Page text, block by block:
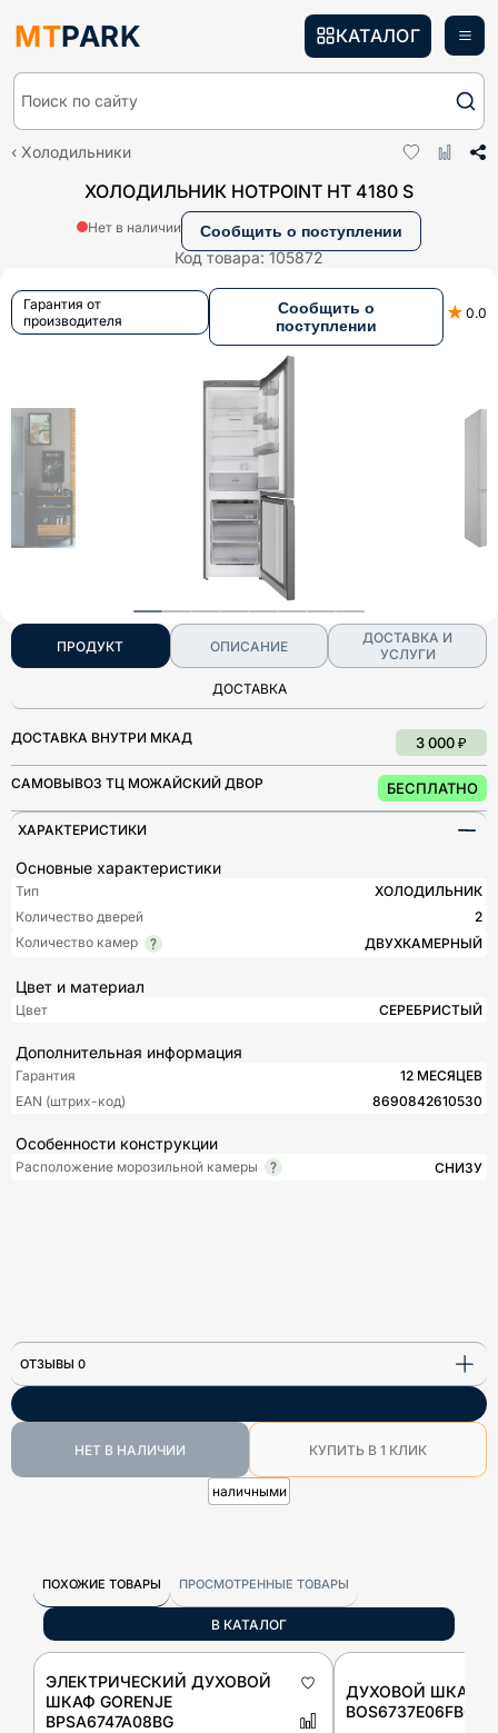
MTPARK
Поиск по сайту
КАТАЛОГ
Холодильники
ХОЛОДИЛЬНИК HOTPOINT HT 4180 S
Код товара:105872
Нет в наличии Сообщить о поступлении
Гарантия от
производителя
Сообщить о
поступлении
★ 0.0
ПРОДУКТ ОПИСАНИЕ
ДОСТАВКА И
УСЛУГИ
ДОСТАВКА
ДОСТАВКА ВНУТРИ МКАД 3 000 ₽
САМОВЫВОЗ ТЦ МОЖАЙСКИЙ ДВОР БЕСПЛАТНО
НЕТ В НАЛИЧИИ КУПИТЬ В 1 КЛИК
наличными
ХАРАКТЕРИСТИКИ
Основные характеристики
Тип
ХОЛОДИЛЬНИК
Количество дверей
2
Количество камер
ДВУХКАМЕРНЫЙ
Цвет и материал
Цвет СЕРЕБРИСТЫЙ
Дополнительная информация
Гарантия
12 МЕСЯЦЕВ
EAN (штрих-код)
8690842610530
Особенности конструкции
Расположение морозильной камеры СНИЗУ
ОТЗЫВЫ 0
ПОХОЖИЕ ТОВАРЫ ПРОСМОТРЕННЫЕ ТОВАРЫ
В КАТАЛОГ
ЭЛЕКТРИЧЕСКИЙ ДУХОВОЙ
ШКАФ GORENJE
BPSA6747A08BG
ДУХОВОЙ ШКАФ
BOS6737E06FBG